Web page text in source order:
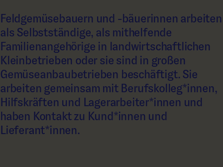
Feldgemüsebauern und -bäuerinnen arbeiten
als Selbstständige, als mithelfende
Familienangehörige in landwirtschaftlichen
Kleinbetrieben oder sie sind in großen
Gemüseanbaubetrieben beschäftigt. Sie
arbeiten gemeinsam mit Berufskolleg*innen,
Hilfskräften und Lagerarbeiter*innen und
haben Kontakt zu Kund*innen und
Lieferant*innen.